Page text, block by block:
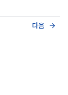
다음 arrow_forward